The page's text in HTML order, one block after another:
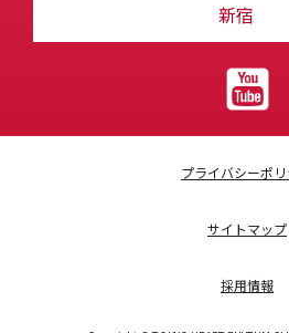
新宿
プライバシーポ
サイトマップ
採用情報